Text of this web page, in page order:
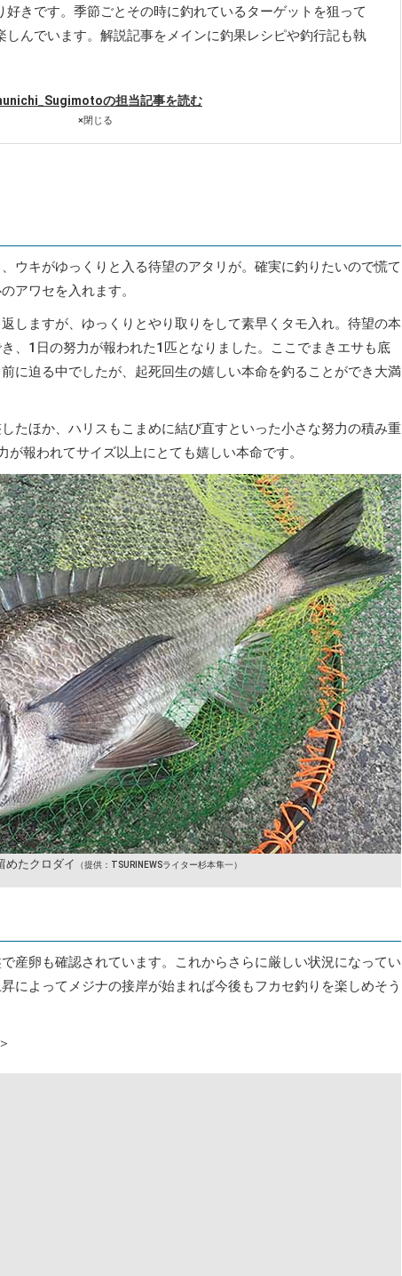
好きです。季節ごとその時に釣れているターゲットを狙って
しんでいます。解説記事をメインに釣果レシピや釣行記も執
の担当記事を読む
×閉じる
ウキがゆっくりと入る待望のアタリが。確実に釣りたいので慌て
アワセを入れます。
しますが、ゆっくりとやり取りをして素早くタモ入れ。待望の本
、1日の努力が報われた1匹となりました。ここでまきエサも底
に迫る中でしたが、起死回生の嬉しい本命を釣ることができ大満
たほか、ハリスもこまめに結び直すといった小さな努力の積み重
報われてサイズ以上にとても嬉しい本命です。
めたクロダイ （提供：TSURINEWSライター杉本隼一）
産卵も確認されています。これからさらに厳しい状況になってい
によってメジナの接岸が始まれば今後もフカセ釣りを楽しめそう